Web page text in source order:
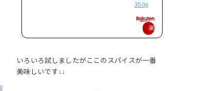
350g
楽
いろいろ試しましたがここのスパイスが一番
美味しいです↓↓